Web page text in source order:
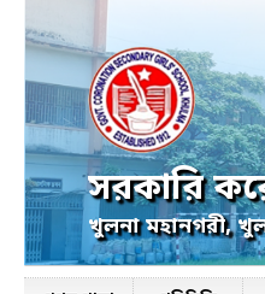
সরকারি
খুলনা মহানগরী,